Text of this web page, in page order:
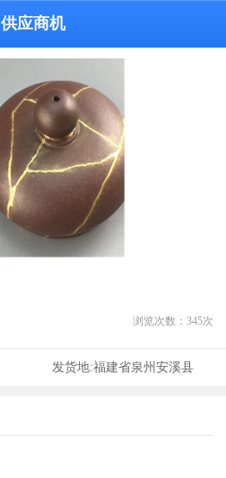
供应商机
浏览次数： 345次
发货地:福建省泉州安溪县